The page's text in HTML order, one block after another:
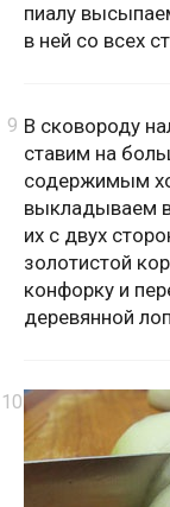
пиалу
в ней со всех
В сковороду
ставим на
содержимым
выкладываем
их с двух
золотистой
конфорку и
деревянной